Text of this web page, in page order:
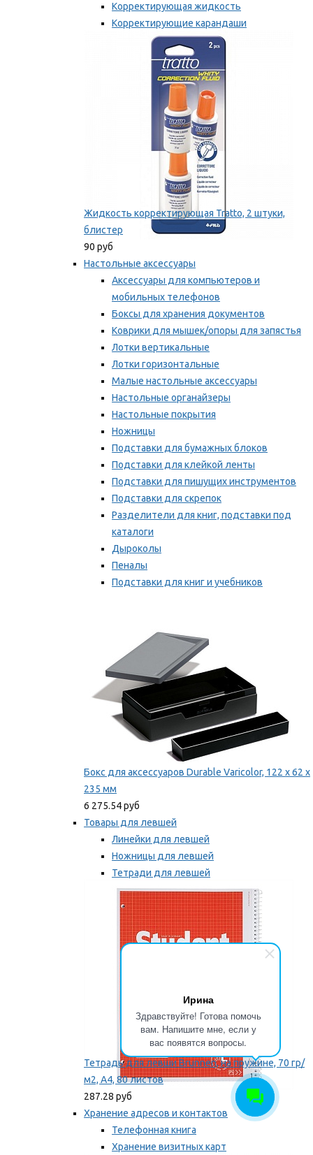
Ирина
Здравствуйте! Готова помочь
вам. Напишите мне, если у
вас появятся вопросы.
Корректирующая жидкость
Корректирующие карандаши
Корректирующие ленты
Мы рекомендуем
Жидкость корректирующая Tratto, 2 штуки,
блистер
90 руб
Настольные аксессуары
Аксессуары для компьютеров и
мобильных телефонов
Боксы для хранения документов
Коврики для мышек/опоры для запястья
Лотки вертикальные
Лотки горизонтальные
Малые настольные аксессуары
Настольные органайзеры
Настольные покрытия
Ножницы
Подставки для бумажных блоков
Подставки для клейкой ленты
Подставки для пишущих инструментов
Подставки для скрепок
Разделители для книг, подставки под
каталоги
Дыроколы
Пеналы
Подставки для книг и учебников
Бокс для аксессуаров Durable Varicolor, 122 x 62 x
235 мм
6 275.54 руб
Товары для левшей
Линейки для левшей
Ножницы для левшей
Тетради для левшей
Точилки для левшей
Мы рекомендуем
Тетрадь для левши Brunnen, на пружине, 70 гр/
м2, А4, 80 листов
287.28 руб
Хранение адресов и контактов
Телефонная книга
Хранение визитных карт